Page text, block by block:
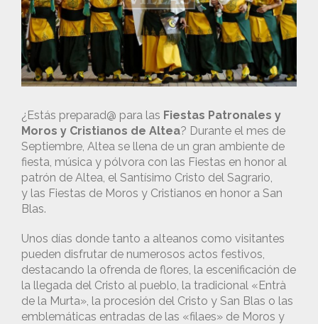
¿Estás preparad@ para las Fiestas Patronales y
Moros y Cristianos de Altea? Durante el mes de
Septiembre, Altea se llena de un gran ambiente de
fiesta, música y pólvora con las Fiestas en honor al
patrón de Altea, el Santísimo Cristo del Sagrario,
y las Fiestas de Moros y Cristianos en honor a San
Blas.
Unos días donde tanto a alteanos como visitantes
pueden disfrutar de numerosos actos festivos,
destacando la ofrenda de flores, la escenificación de
la llegada del Cristo al pueblo, la tradicional «Entrà
de la Murta», la procesión del Cristo y San Blas o las
emblemáticas entradas de las «filaes» de Moros y